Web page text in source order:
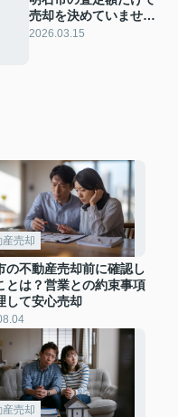
売却を決めていません
か 相続物件の隠れた経
2026.03.15
産売却
の不動産売却前に確認し
とは？営業との約束事項
して安心売却
産売却